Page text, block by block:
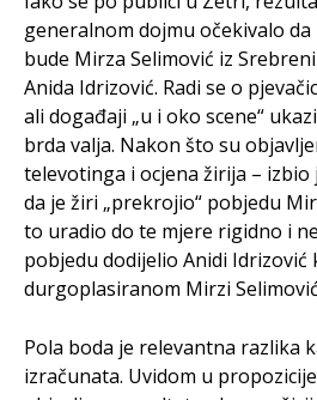
generalnom dojmu očekivalo
bude Mirza Selimović iz
Anida Idrizović. Radi se o
ali događaji „u i oko scene“
brda valja. Nakon što su
televotinga i ocjena žirija – izbio
da je žiri „prekrojio“ pobjedu
to uradio do te mjere rigidno i
pobjedu dodijelio Anidi Idrizović
durgoplasiranom Mirzi
Pola boda je relevantna razlika
izračunata. Uvidom u